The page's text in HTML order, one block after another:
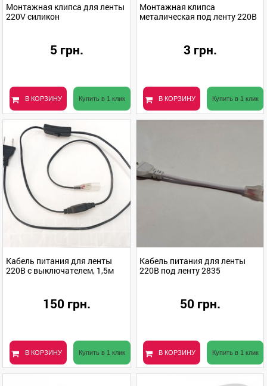
Монтажная клипса для ленты
220V силикон
5 грн.
В КОРЗИНУ Купить в 1 клик
Монтажная клипса
металическая под ленту 220В
3 грн.
В КОРЗИНУ Купить в 1 клик
Кабель питания для ленты
220В с выключателем, 1,5м
150 грн.
В КОРЗИНУ Купить в 1 клик
Кабель питания для ленты
220В под ленту 2835
50 грн.
В КОРЗИНУ Купить в 1 клик